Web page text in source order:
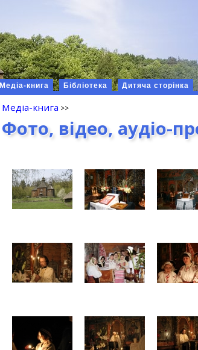
Медіа-книга Бібліотека Дитяча сторінка
Медіа-книга
Фото, відео, аудіо-